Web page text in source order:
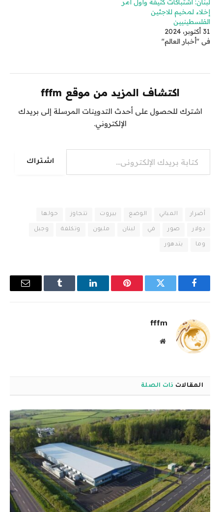
لبنان: اشتباكات كثيفة وأول أمر
إخلاء لمخيم للاجئين
الفلسطينيين
31 أكتوبر، 2024
في "أخبار العالم"
اكتشاف المزيد من موقع fffm
اشترك للحصول على أحدث التدوينات المرسلة إلى بريدك
الإلكتروني.
كتابة بريدك الإلكتروني...
اشتراك
أضرار المباني الوضع بيروت تتجاوز حولها
دولار صور في لبنان مليون وتكلفة وجبل
وما يتدهور
فيسبوك تويتر بينتيريستلينكدإن Tumblr
البريد
fffm
موقع
المقالات ذات الصلة